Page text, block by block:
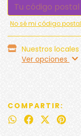
No sé mi código postal
Nuestros locales
Ver opciones
COMPARTIR: